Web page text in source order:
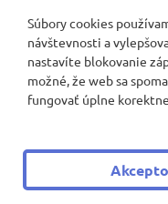
© 2008 - 2026 ZŠ
|
Ochrana
Súbory cookies
návštevnosti a
nastavíte blokovanie
možné, že web sa
fungovať úplne